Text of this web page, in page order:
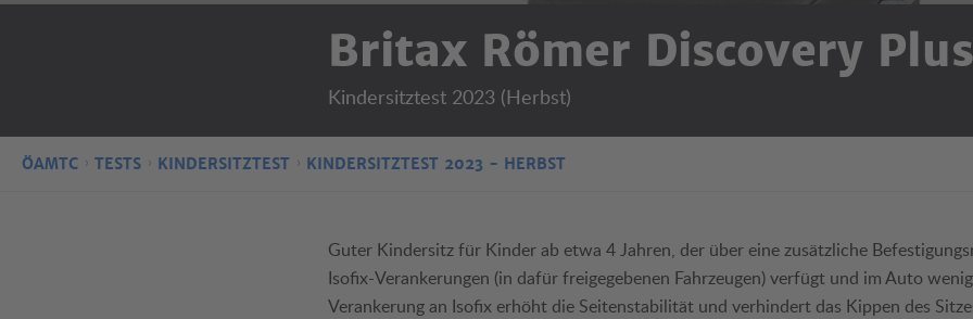
Britax Römer Discovery
Kindersitztest 2023 (Herbst)
ÖAMTC TESTS KINDERSITZTEST KINDERSITZTEST 2023 - HERBST
Guter Kindersitz für Kinder ab etwa 4 Jahren, der über eine zusätzliche
Isofix-Verankerungen (in dafür freigegebenen Fahrzeugen) verfügt und im Auto
Verankerung an Isofix erhöht die Seitenstabilität und verhindert das Kippen des